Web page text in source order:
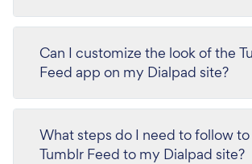
Can I customize the look of the
Feed app on my Dialpad site?
What steps do I need to follow
Tumblr Feed to my Dialpad site?